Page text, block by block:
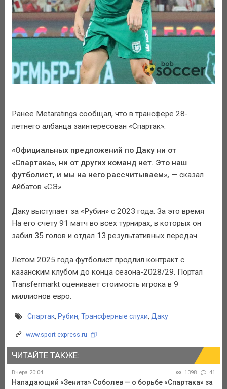
Ранее Metaratings сообщал, что в трансфере 28-
летнего албанца заинтересован «Спартак».
«Официальных предложений по Даку ни от
«Спартака», ни от других команд нет. Это наш
футболист, и мы на него рассчитываем», — сказал
Айбатов «СЭ».
Даку выступает за «Рубин» с 2023 года. За это время
На его счету 91 матч во всех турнирах, в которых он
забил 35 голов и отдал 13 результативных передач.
Летом 2025 года футболист продлил контракт с
казанским клубом до конца сезона-2028/29. Портал
Transfermarkt оценивает стоимость игрока в 9
миллионов евро.
Спартак, Рубин, Трансферные слухи, Даку
www.sport-express.ru
ЧИТАЙТЕ ТАКЖЕ:
Вчера 20:04 1398 41
Нападающий «Зенита» Соболев — о борьбе «Спартака» за